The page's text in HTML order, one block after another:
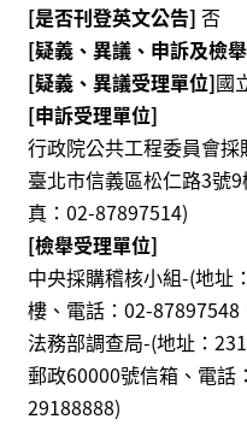
[是否刊登英文公告] 否
[疑義、異議、申訴及檢
[疑義、異議受理單位]國
[申訴受理單位]
行政院公共工程委員會
臺北市信義區松仁路3號
真：02-87897514)
[檢舉受理單位]
中央採購稽核小組-(地址
樓、電話：02-
法務部調查局-(地址：
郵政60000號信箱、電話
29188888)